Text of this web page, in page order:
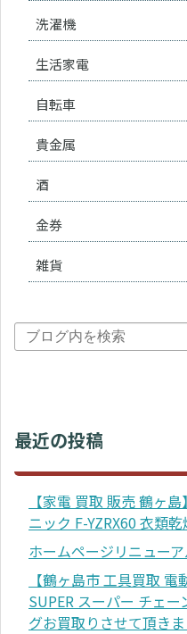
洗濯機
生活家電
自転車
貴金属
酒
金券
雑貨
最近の投稿
【家電 買取 販売 鶴ヶ
ニック F-YZRX60 衣類
ホームページリニュー
【鶴ヶ島市 工具買取
SUPER スーパー チェ
グお買取りさせて頂き